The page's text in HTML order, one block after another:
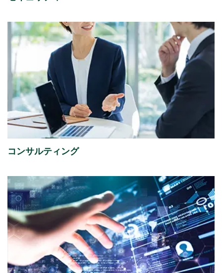
2026年07月13日 経営・財務
譲渡制限付株式報酬としての自己株式の処分の払込完
了に関するお知らせ
（88KB）
2026年07月08日 経営・財務
「さくらケーシーエスボランティア基金」の2025年度
寄付先を掲載しました。
2026年07月01日 イベント
ISR社主催セミナー『迫る、経済産業省「サプライチェ
ーン強化に向けたセキュリティ対策評価制度」今すぐ
始める課題の可視化と対策準備』出展のご案内
2026年07月01日 イベント
コンサルティング